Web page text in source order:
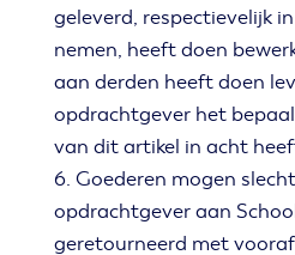
geleverd, respectievelijk
nemen, heeft doen
aan derden heeft doen
opdrachtgever het
van dit artikel in acht
6. Goederen mogen
opdrachtgever aan
geretourneerd met